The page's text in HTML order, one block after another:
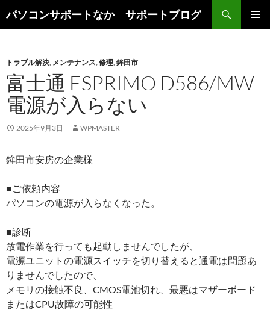
パソコンサポートなか サポートブログ
索
ン
ツ
へ
ス
キ
ッ
トラブル解決, メンテナンス,修理,鉾田市
富士通 ESPRIMO D586/MW
電源が入らない
2025年9月3日 WPMASTER
鉾田市安房の企業様
■ご依頼内容
パソコンの電源が入らなくなった。
■診断
放電作業を行っても起動しませんでしたが、
電源ユニットの電源スイッチを切り替えると通電は問題あ
りませんでしたので、
メモリの接触不良、CMOS電池切れ、最悪はマザーボード
またはCPU故障の可能性